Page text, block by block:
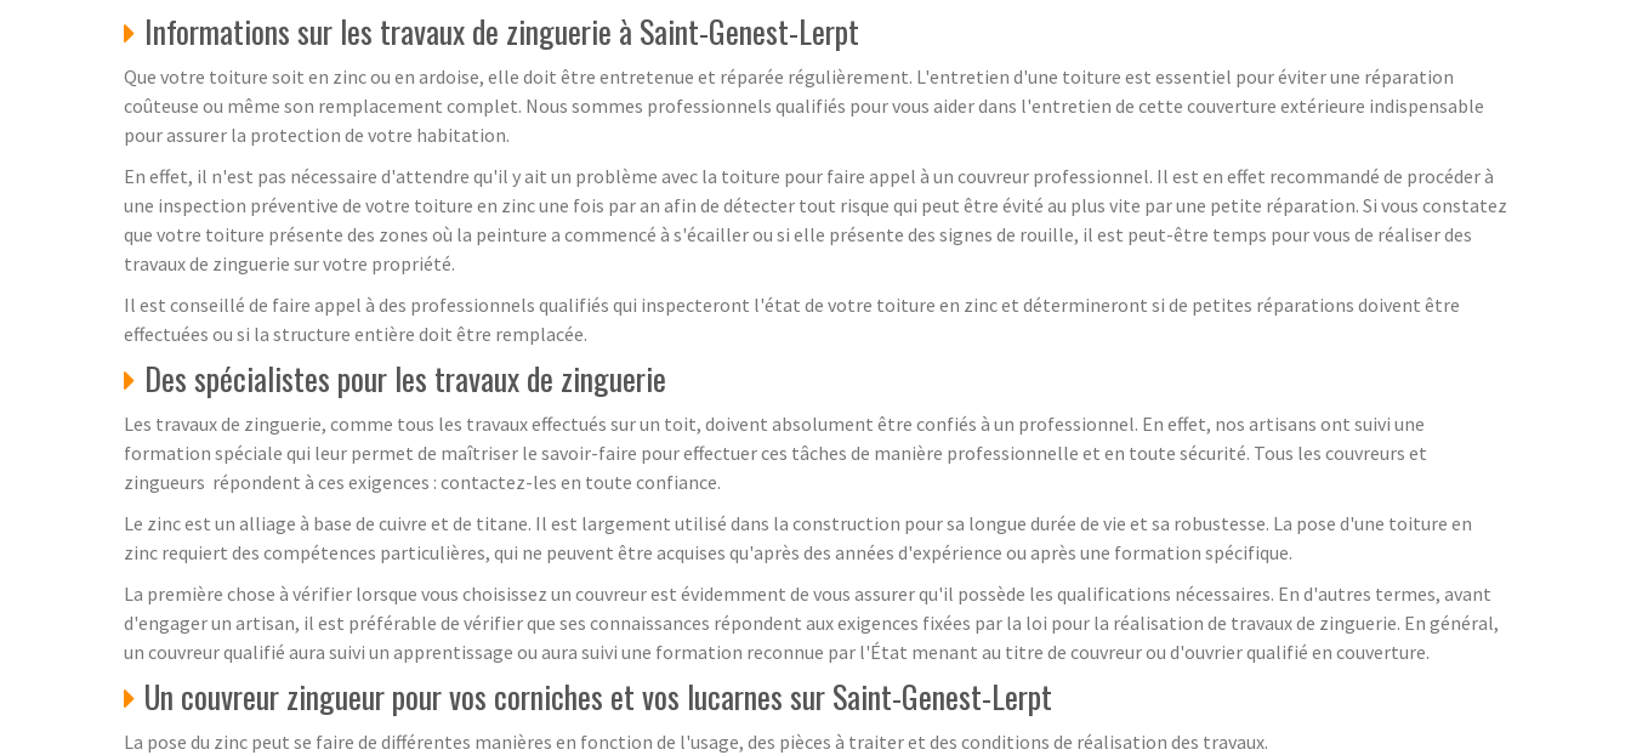
Informations sur les travaux de zinguerie à Saint-Genest-Lerpt
Que votre toiture soit en zinc ou en ardoise, elle doit être entretenue et réparée régulièrement. L'entretien d'une toiture est essentiel pour éviter une réparation
coûteuse ou même son remplacement complet. Nous sommes professionnels qualifiés pour vous aider dans l'entretien de cette couverture extérieure indispensable
pour assurer la protection de votre habitation.
En effet, il n'est pas nécessaire d'attendre qu'il y ait un problème avec la toiture pour faire appel à un couvreur professionnel. Il est en effet recommandé de procéder à
une inspection préventive de votre toiture en zinc une fois par an afin de détecter tout risque qui peut être évité au plus vite par une petite réparation. Si vous constatez
que votre toiture présente des zones où la peinture a commencé à s'écailler ou si elle présente des signes de rouille, il est peut-être temps pour vous de réaliser des
travaux de zinguerie sur votre propriété.
Il est conseillé de faire appel à des professionnels qualifiés qui inspecteront l'état de votre toiture en zinc et détermineront si de petites réparations doivent être
effectuées ou si la structure entière doit être remplacée.
Des spécialistes pour les travaux de zinguerie
Les travaux de zinguerie, comme tous les travaux effectués sur un toit, doivent absolument être confiés à un professionnel. En effet, nos artisans ont suivi une
formation spéciale qui leur permet de maîtriser le savoir-faire pour effectuer ces tâches de manière professionnelle et en toute sécurité. Tous les couvreurs et
zingueurs répondent à ces exigences : contactez-les en toute confiance.
Le zinc est un alliage à base de cuivre et de titane. Il est largement utilisé dans la construction pour sa longue durée de vie et sa robustesse. La pose d'une toiture en
zinc requiert des compétences particulières, qui ne peuvent être acquises qu'après des années d'expérience ou après une formation spécifique.
La première chose à vérifier lorsque vous choisissez un couvreur est évidemment de vous assurer qu'il possède les qualifications nécessaires. En d'autres termes, avant
d'engager un artisan, il est préférable de vérifier que ses connaissances répondent aux exigences fixées par la loi pour la réalisation de travaux de zinguerie. En général,
un couvreur qualifié aura suivi un apprentissage ou aura suivi une formation reconnue par l'État menant au titre de couvreur ou d'ouvrier qualifié en couverture.
Un couvreur zingueur pour vos corniches et vos lucarnes sur Saint-Genest-Lerpt
La pose du zinc peut se faire de différentes manières en fonction de l'usage, des pièces à traiter et des conditions de réalisation des travaux.